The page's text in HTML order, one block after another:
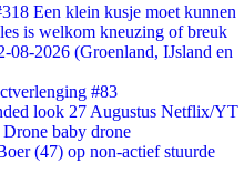
Een klein kusje moet kunnen
is welkom kneuzing of breuk
08-2026 (Groenland, IJsland en
#83
look 27 Augustus Netflix/YT
baby drone
(47) op non-actief stuurde